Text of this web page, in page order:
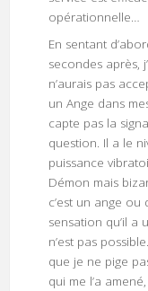
opérationnelle…
En sentant
secondes après,
n’aurais pas
un Ange dans
capte pas la
question. Il a le
puissance
Démon mais
c’est un ange ou
sensation qu’il a
n’est pas
que je ne pige
qui me l’a